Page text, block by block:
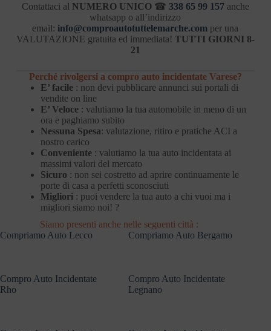
Contattaci al NUMERO UNICO☎ 338 65 99 157anche
whatsapp o all’indirizzo
email: info@comproautotuttelemarche.com per una
VALUTAZIONE gratuita ed immediata! TUTTI GIORNI 8-
21
Perché rivolgersi a compro auto incidentate Varese?
E’ facile: non devi pubblicare annunci sui portali di
vendite on line
E’ Veloce : valutiamo la tua automobile in meno di un
ora e paghiamo subito
Nessuna Spesa: valutazione, ritiro e pratiche ACI a
nostro carico
Conveniente: valutiamo la tua auto incidentata ai
massimi valori del mercato
Sicuro : non sei costretto ad aprire continuamente le
porte di casa a perfetti sconosciuti
Migliori : puoi vendere la tua auto a chi vuoi ma i
migliori siamo noi! ?
Siamo presenti anche nelle seguenti città :
Compriamo Auto Lecco
Compriamo Auto Bergamo
Compro Auto Incidentate
Rho
Compro Auto Incidentate
Legnano